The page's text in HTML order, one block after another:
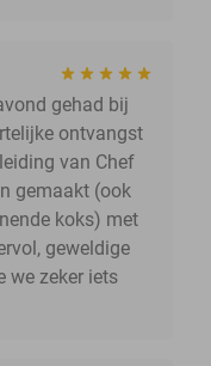
gehad bij
ontvangst
van Chef
gemaakt (ook
koks) met
geweldige
we zeker iets